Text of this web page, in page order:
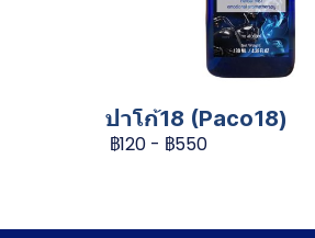
ปาโก้18 (Paco18)
฿120 - ฿550